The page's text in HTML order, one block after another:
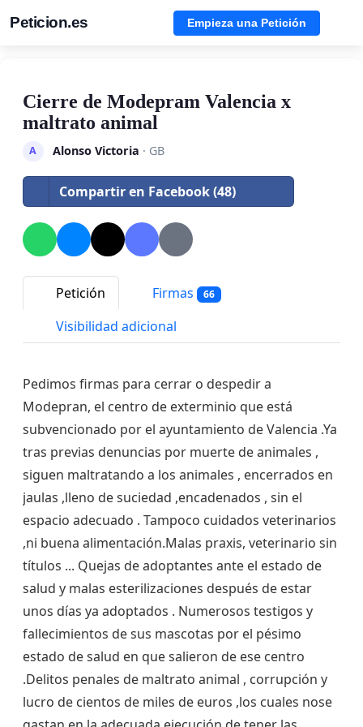
Peticion.es Empieza una Petición
Cierre de Modepram Valencia x
maltrato animal
A Alonso Victoria · GB
Compartir en Facebook (48)
Petición Firmas 66
Visibilidad adicional
Pedimos firmas para cerrar o despedir a
Modepran, el centro de exterminio que está
subvencionado por el ayuntamiento de Valencia .Ya
tras previas denuncias por muerte de animales ,
siguen maltratando a los animales , encerrados en
jaulas ,lleno de suciedad ,encadenados , sin el
espacio adecuado . Tampoco cuidados veterinarios
,ni buena alimentación.Malas praxis, veterinario sin
títulos ... Quejas de adoptantes ante el estado de
salud y malas esterilizaciones después de estar
unos días ya adoptados . Numerosos testigos y
fallecimientos de sus mascotas por el pésimo
estado de salud en que salieron de ese centro
.Delitos penales de maltrato animal , corrupción y
lucro de cientos de miles de euros ,los cuales nose